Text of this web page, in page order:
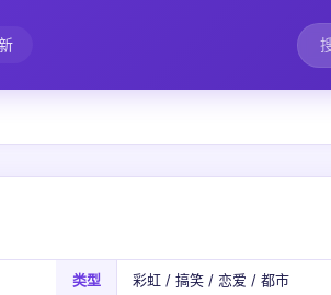
类型 彩虹 / 搞笑 / 恋爱 / 都市